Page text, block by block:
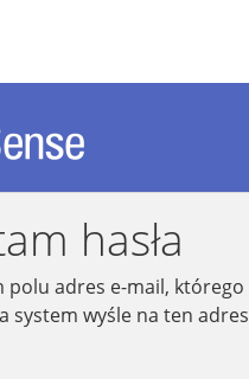
hasła
polu adres e-mail, którego
system wyśle na ten adres